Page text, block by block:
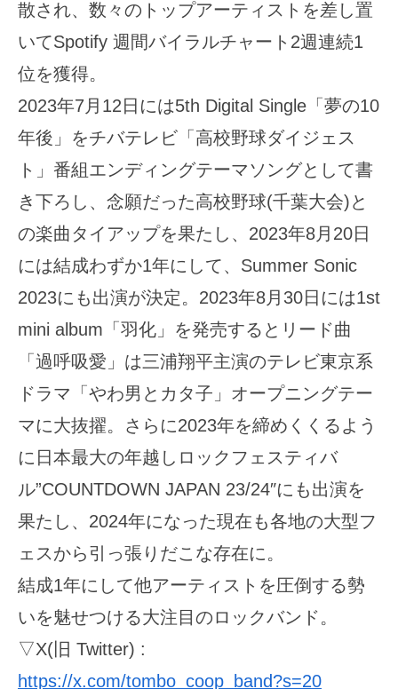
散され、数々のトップアーティストを差し置
いてSpotify 週間バイラルチャート2週連続1
位を獲得。
2023年7月12日には5th Digital Single「夢の10
年後」をチバテレビ「高校野球ダイジェス
ト」番組エンディングテーマソングとして書
き下ろし、念願だった高校野球(千葉大会)と
の楽曲タイアップを果たし、2023年8月20日
には結成わずか1年にして、Summer Sonic
2023にも出演が決定。2023年8月30日には1st
mini album「羽化」を発売するとリード曲
「過呼吸愛」は三浦翔平主演のテレビ東京系
ドラマ「やわ男とカタ子」オープニングテー
マに大抜擢。さらに2023年を締めくくるよう
に日本最大の年越しロックフェスティバ
ル”COUNTDOWN JAPAN 23/24″にも出演を
果たし、2024年になった現在も各地の大型フ
ェスから引っ張りだこな存在に。
結成1年にして他アーティストを圧倒する勢
いを魅せつける大注目のロックバンド。
▽X(旧 Twitter) :
https://x.com/tombo_coop_band?s=20